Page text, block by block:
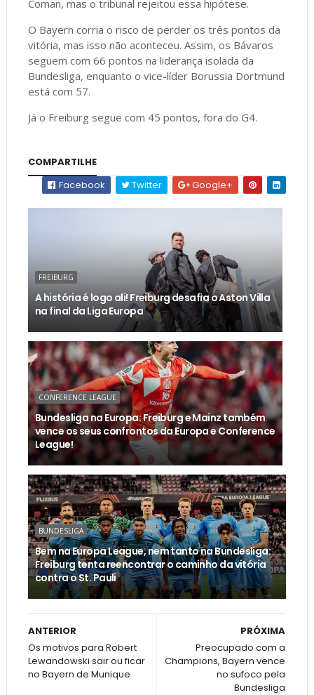
Coman, mas o tribunal rejeitou essa hipótese.
O Bayern corria o risco de perder os três pontos da
vitória, mas isso não aconteceu. Assim, os Bávaros
seguem com 66 pontos na liderança isolada da
Bundesliga, enquanto o vice-líder Borussia Dortmund
está com 57.
Já o Freiburg segue com 45 pontos, fora do G4.
COMPARTILHE
Facebook
Twitter Google+
FREIBURG
A história é logo ali! Freiburg desafia o Aston Villa
na final da Liga Europa
CONFERENCE LEAGUE
Bundesliga na Europa: Freiburg e Mainz também
vence os seus confrontos da Europa e Conference
League!
BUNDESLIGA
Bem na Europa League, nem tanto na Bundesliga:
Freiburg tenta reencontrar o caminho da vitória
contra o St. Pauli
PRÓXIMA
Preocupado com a
Champions, Bayern vence
no sufoco pela
Bundesliga
ANTERIOR
Os motivos para Robert
Lewandowski sair ou ficar
no Bayern de Munique